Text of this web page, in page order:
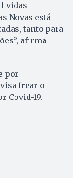
vidas
Novas está
tanto para
afirma
por
frear o
Covid-19.